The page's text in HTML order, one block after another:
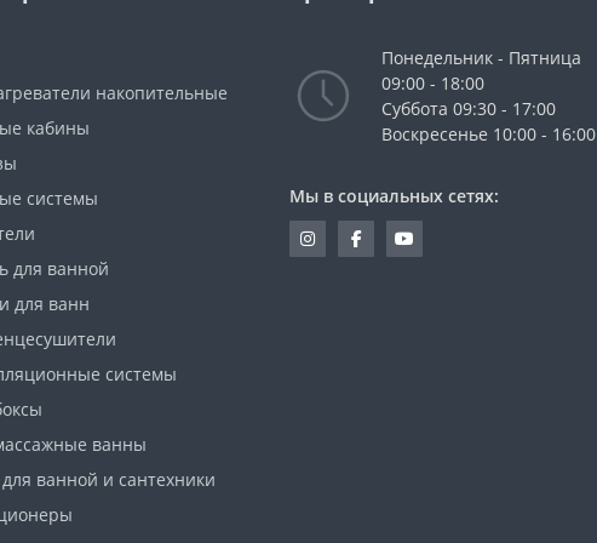
накопительные
кабины
системы
для ванной
для ванн
системы
ванны
ванной и сантехники
Понедельник - Пятница
09:00 - 18:00
Cуббота 09:30 - 17:00
Воскресенье 10:00 - 16:00
Мы в социальных сетях: